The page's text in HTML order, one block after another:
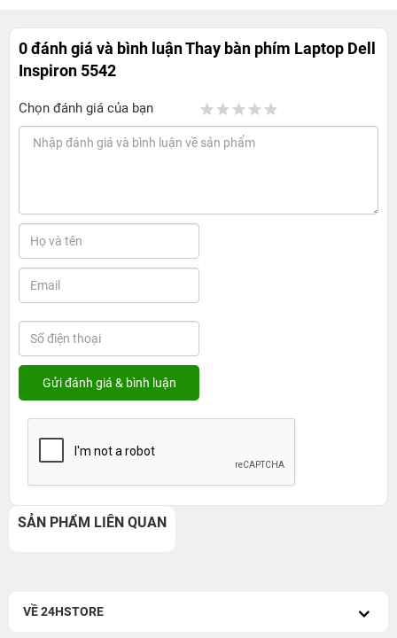
0 đánh giá và bình luậnThay bàn phím Laptop Dell
Inspiron 5542
Chọn đánh giá của bạn
SẢN PHẨM LIÊN QUAN
VỀ 24HSTORE